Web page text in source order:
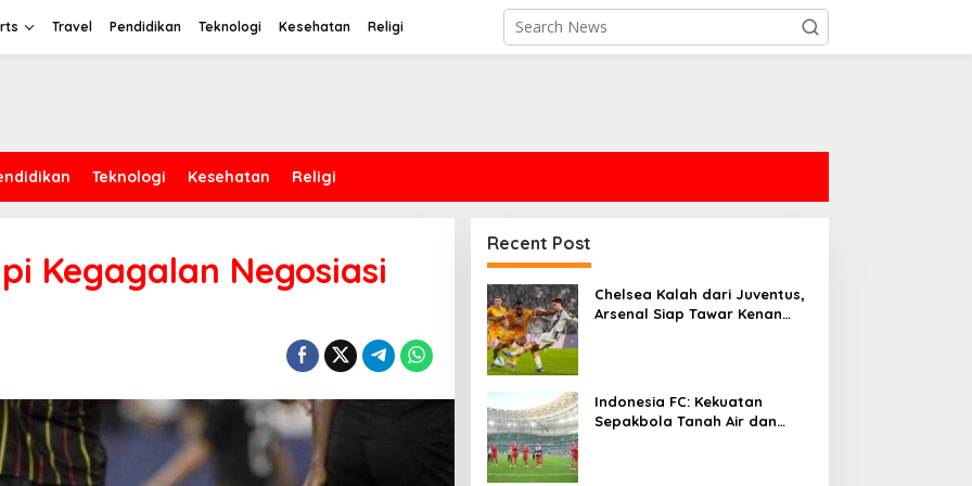
Travel Pendidikan Teknologi Kesehatan Religi
Teknologi Kesehatan Religi
Kegagalan Negosiasi
Recent Post
Chelsea Kalah dari Juventus,
Arsenal Siap Tawar Kenan
Indonesia FC: Kekuatan
Sepakbola Tanah Air dan